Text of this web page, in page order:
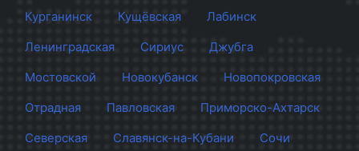
Курганинск
Кущёвская
Лабинск
Ленинградская
Сириус
Джубга
Мостовской
Новокубанск
Новопокровская
Отрадная
Павловская
Приморско-Ахтарск
Северская
Славянск-на-Кубани
Сочи